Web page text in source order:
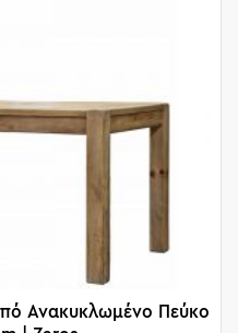
Ανακυκλωμένο Πεύκο